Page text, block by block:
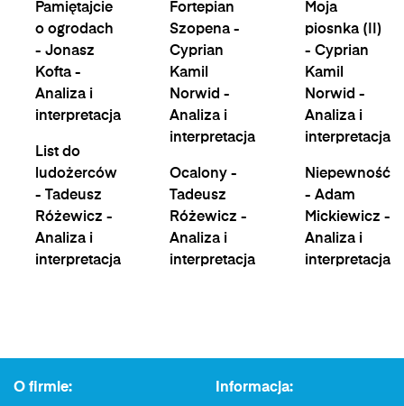
Pamiętajcie
o ogrodach
- Jonasz
Kofta -
Analiza i
interpretacja
List do
ludożerców
- Tadeusz
Różewicz -
Analiza i
interpretacja
Fortepian
Szopena -
Cyprian
Kamil
Norwid -
Analiza i
interpretacja
Ocalony -
Tadeusz
Różewicz -
Analiza i
interpretacja
Moja
piosnka (II)
- Cyprian
Kamil
Norwid -
Analiza i
interpretacja
Niepewność
- Adam
Mickiewicz -
Analiza i
interpretacja
O firmie: Informacja: